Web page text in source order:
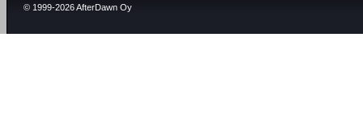
© 1999-2026 AfterDawn Oy